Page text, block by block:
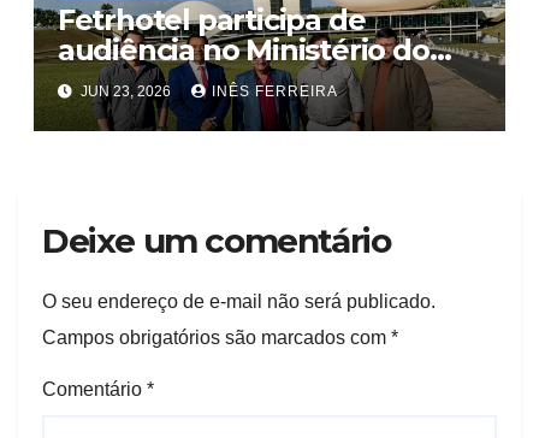
Fetrhotel participa de
audiência no Ministério do
Trabalho e Emprego, em
Brasília
JUN 23, 2026 INÊS FERREIRA
Deixe um comentário
O seu endereço de e-mail não será publicado.
Campos obrigatórios são marcados com *
Comentário *